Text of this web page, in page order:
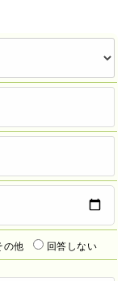
の他 回答しない